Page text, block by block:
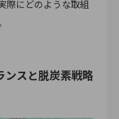
際にどのような取組
ンスと脱炭素戦略